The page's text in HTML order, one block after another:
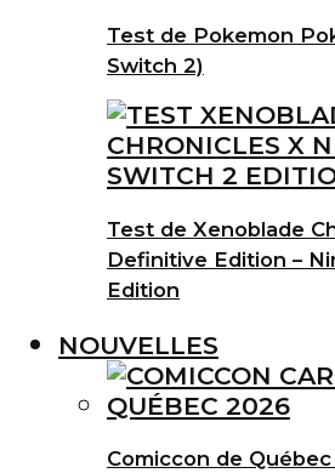
Test de Pokemon
Switch 2)
Test de Xenoblade
Definitive Edition –
Edition
NOUVELLES
Comiccon de